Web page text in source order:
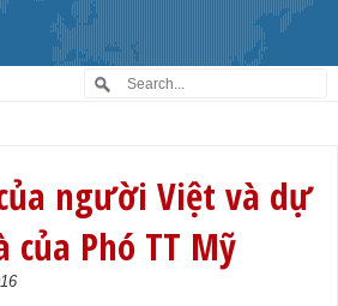
người Việt và dự
Phó TT Mỹ